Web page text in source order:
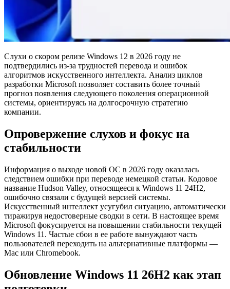
Слухи о скором релизе Windows 12 в 2026 году не
подтвердились из-за трудностей перевода и ошибок
алгоритмов искусственного интеллекта. Анализ циклов
разработки Microsoft позволяет составить более точный
прогноз появления следующего поколения операционной
системы, ориентируясь на долгосрочную стратегию
компании.
Опровержение слухов и фокус на
стабильности
Информация о выходе новой ОС в 2026 году оказалась
следствием ошибки при переводе немецкой статьи. Кодовое
название Hudson Valley, относящееся к Windows 11 24H2,
ошибочно связали с будущей версией системы.
Искусственный интеллект усугубил ситуацию, автоматически
тиражируя недостоверные сводки в сети. В настоящее время
Microsoft фокусируется на повышении стабильности текущей
Windows 11. Частые сбои в ее работе вынуждают часть
пользователей переходить на альтернативные платформы —
Mac или Chromebook.
Обновление Windows 11 26H2 как этап